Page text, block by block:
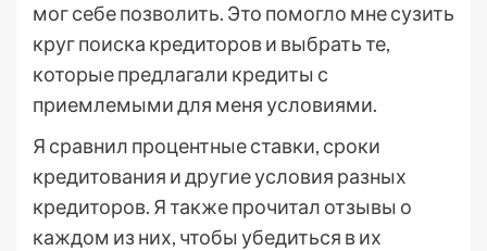
мог себе позволить. Это помогло мне сузить
круг поиска кредиторов и выбрать те,
которые предлагали кредиты с
приемлемыми для меня условиями.
Я сравнил процентные ставки, сроки
кредитования и другие условия разных
кредиторов. Я также прочитал отзывы о
каждом из них, чтобы убедиться в их